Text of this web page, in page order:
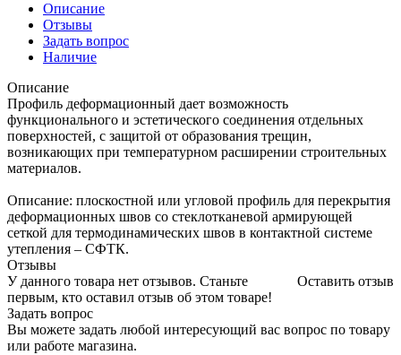
Описание
Отзывы
Задать вопрос
Наличие
Описание
Профиль деформационный дает возможность
функционального и эстетического соединения отдельных
поверхностей, с защитой от образования трещин,
возникающих при температурном расширении строительных
материалов.
Описание: плоскостной или угловой профиль для перекрытия
деформационных швов со стеклотканевой армирующей
сеткой для термодинамических швов в контактной системе
утепления – СФТК.
Отзывы
Оставить отзыв
У данного товара нет отзывов. Станьте
первым, кто оставил отзыв об этом товаре!
Задать вопрос
Вы можете задать любой интересующий вас вопрос по товару
или работе магазина.